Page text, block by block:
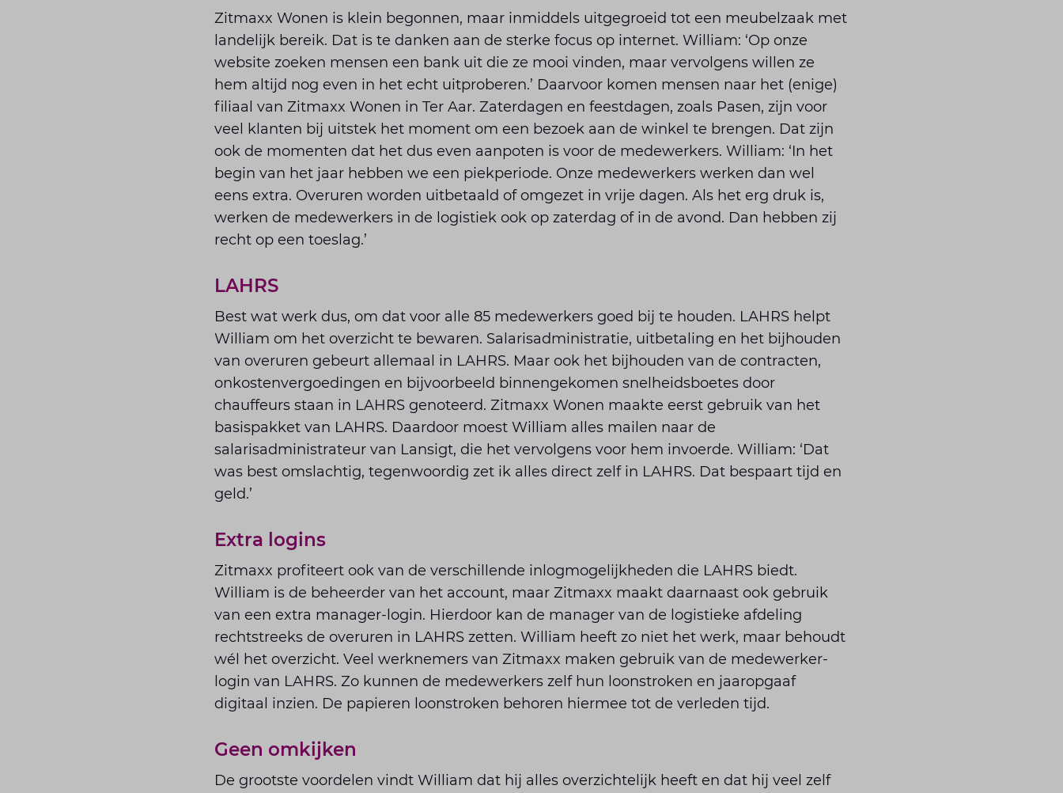
Zitmaxx Wonen is klein begonnen, maar inmiddels uitgegroeid tot een meubelzaak met
landelijk bereik. Dat is te danken aan de sterke focus op internet. William: ‘Op onze
website zoeken mensen een bank uit die ze mooi vinden, maar vervolgens willen ze
hem altijd nog even in het echt uitproberen.’ Daarvoor komen mensen naar het (enige)
filiaal van Zitmaxx Wonen in Ter Aar. Zaterdagen en feestdagen, zoals Pasen, zijn voor
veel klanten bij uitstek het moment om een bezoek aan de winkel te brengen. Dat zijn
ook de momenten dat het dus even aanpoten is voor de medewerkers. William: ‘In het
begin van het jaar hebben we een piekperiode. Onze medewerkers werken dan wel
eens extra. Overuren worden uitbetaald of omgezet in vrije dagen. Als het erg druk is,
werken de medewerkers in de logistiek ook op zaterdag of in de avond. Dan hebben zij
recht op een toeslag.’
LAHRS
Best wat werk dus, om dat voor alle 85 medewerkers goed bij te houden. LAHRS helpt
William om het overzicht te bewaren. Salarisadministratie, uitbetaling en het bijhouden
van overuren gebeurt allemaal in LAHRS. Maar ook het bijhouden van de contracten,
onkostenvergoedingen en bijvoorbeeld binnengekomen snelheidsboetes door
chauffeurs staan in LAHRS genoteerd. Zitmaxx Wonen maakte eerst gebruik van het
basispakket van LAHRS. Daardoor moest William alles mailen naar de
salarisadministrateur van Lansigt, die het vervolgens voor hem invoerde. William: ‘Dat
was best omslachtig, tegenwoordig zet ik alles direct zelf in LAHRS. Dat bespaart tijd en
geld.’
Extra logins
Zitmaxx profiteert ook van de verschillende inlogmogelijkheden die LAHRS biedt.
William is de beheerder van het account, maar Zitmaxx maakt daarnaast ook gebruik
van een extra manager-login. Hierdoor kan de manager van de logistieke afdeling
rechtstreeks de overuren in LAHRS zetten. William heeft zo niet het werk, maar behoudt
wél het overzicht. Veel werknemers van Zitmaxx maken gebruik van de medewerker-
login van LAHRS. Zo kunnen de medewerkers zelf hun loonstroken en jaaropgaaf
digitaal inzien. De papieren loonstroken behoren hiermee tot de verleden tijd.
Geen omkijken
De grootste voordelen vindt William dat hij alles overzichtelijk heeft en dat hij veel zelf